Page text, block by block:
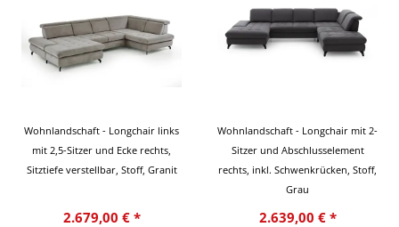
Wohnlandschaft - Longchair links
mit 2,5-Sitzer und Ecke rechts,
Sitztiefe verstellbar, Stoff, Granit
2.679,00 € *
Wohnlandschaft - Longchair mit 2-
Sitzer und Abschlusselement
rechts, inkl. Schwenkrücken, Stoff,
Grau
2.639,00 € *